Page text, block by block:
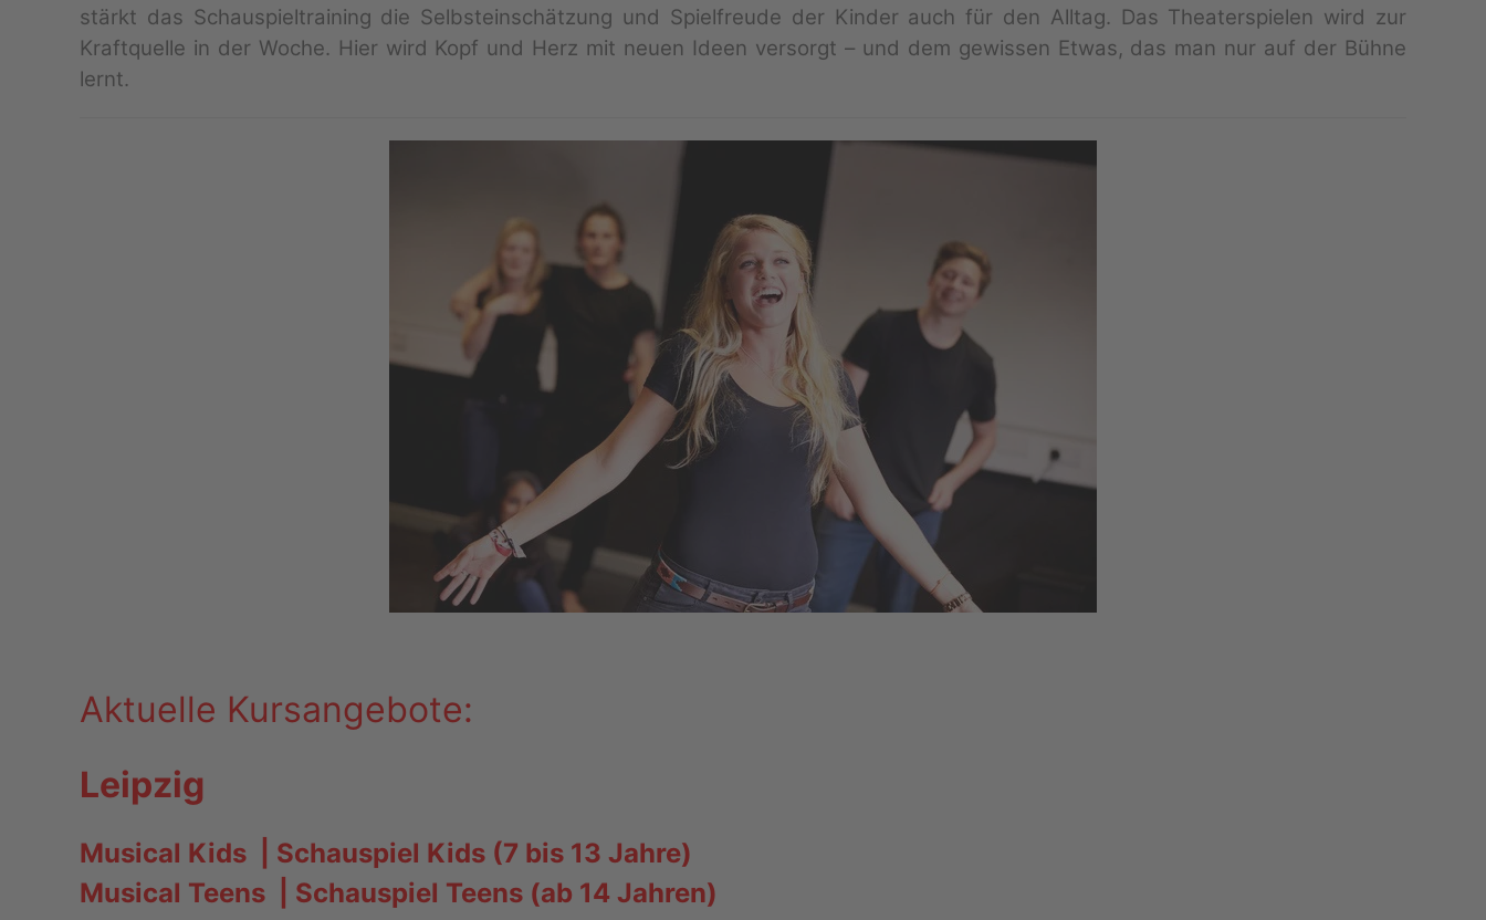
stärkt das Schauspieltraining die Selbsteinschätzung und Spielfreude der Kinder auch für den Alltag. Das Theaterspielen wird zur
Kraftquelle in der Woche. Hier wird Kopf und Herz mit neuen Ideen versorgt – und dem gewissen Etwas, das man nur auf der Bühne
lernt.
Aktuelle Kursangebote:
Leipzig
Musical Kids | Schauspiel Kids (7 bis 13 Jahre)
Musical Teens | Schauspiel Teens (ab 14 Jahren)